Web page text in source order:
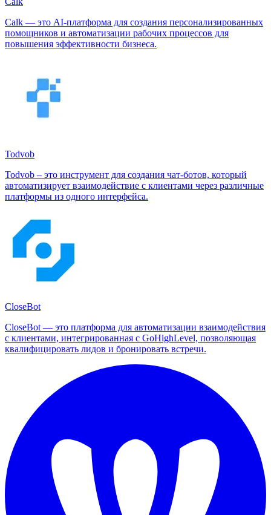
Calk — это AI-платформа для создания персонализированных
помощников и автоматизации рабочих процессов для
повышения эффективности бизнеса.
Todvob
Todvob – это инструмент для создания чат-ботов, который
автоматизирует взаимодействие с клиентами через различные
платформы из одного интерфейса.
CloseBot
CloseBot — это платформа для автоматизации взаимодействия
с клиентами, интегрированная с GoHighLevel, позволяющая
квалифицировать лидов и бронировать встречи.